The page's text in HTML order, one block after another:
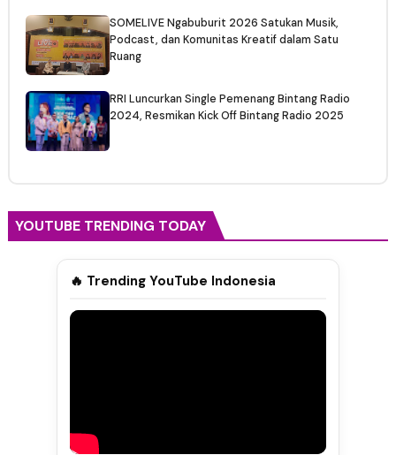
SOMELIVE Ngabuburit 2026 Satukan Musik,
Podcast, dan Komunitas Kreatif dalam Satu
Ruang
RRI Luncurkan Single Pemenang Bintang Radio
2024, Resmikan Kick Off Bintang Radio 2025
YOUTUBE TRENDING TODAY
🔥 Trending YouTube Indonesia